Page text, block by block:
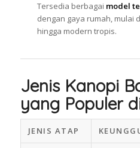
Tersedia berbagai model
dengan gaya rumah, mulai
hingga modern tropis.
Jenis Kanopi
yang Populer
JENIS ATAP